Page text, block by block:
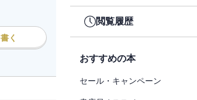
く
閲覧履歴
おすすめの本
セール・キャンペーン